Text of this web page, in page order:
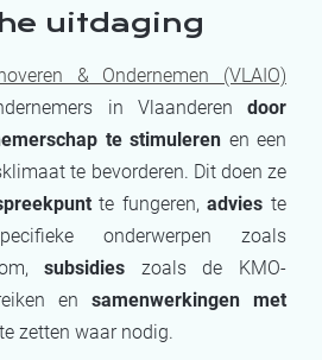
uitdaging
& Ondernemen (VLAIO)
in Vlaanderen door
te stimuleren en een
te bevorderen. Dit doen ze
te fungeren,advieste
onderwerpen zoals
subsidies zoals de KMO-
en samenwerkingen met
zetten waar nodig.